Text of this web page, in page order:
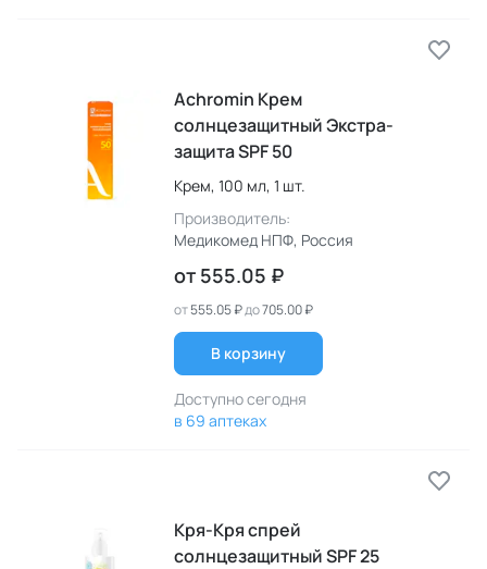
Achromin Крем
солнцезащитный Экстра-
защита SPF 50
Крем, 100 мл, 1 шт.
Производитель:
Медикомед НПФ, Россия
от 555.05 ₽
от555.05 ₽до705.00 ₽
В корзину
Доступно сегодня
в 69 аптеках
Кря-Кря спрей
солнцезащитный SPF 25